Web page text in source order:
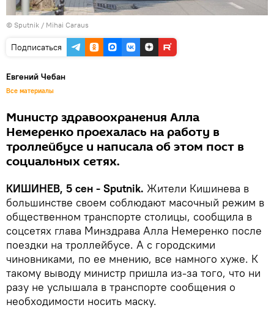
© Sputnik / Mihai Caraus
Подписаться
Евгений Чебан
Все материалы
Министр здравоохранения Алла
Немеренко проехалась на работу в
троллейбусе и написала об этом пост в
социальных сетях.
КИШИНЕВ, 5 сен - Sputnik. Жители Кишинева в
большинстве своем соблюдают масочный режим в
общественном транспорте столицы, сообщила в
соцсетях глава Минздрава Алла Немеренко после
поездки на троллейбусе. А с городскими
чиновниками, по ее мнению, все намного хуже. К
такому выводу министр пришла из-за того, что ни
разу не услышала в транспорте сообщения о
необходимости носить маску.